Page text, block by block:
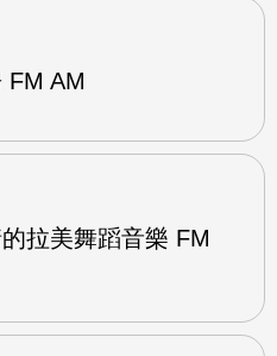
FM AM
拉美舞蹈音樂 FM